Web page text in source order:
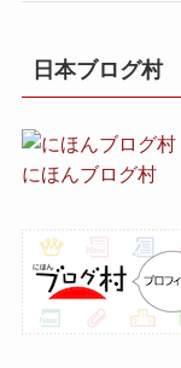
日本ブログ村
にほんブログ村